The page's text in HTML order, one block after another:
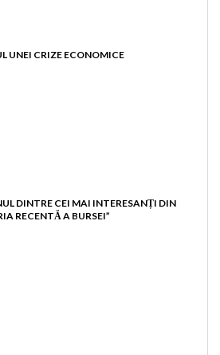
UNEI CRIZE ECONOMICE
DINTRE CEI MAI INTERESANȚI DIN
RECENTĂ A BURSEI”